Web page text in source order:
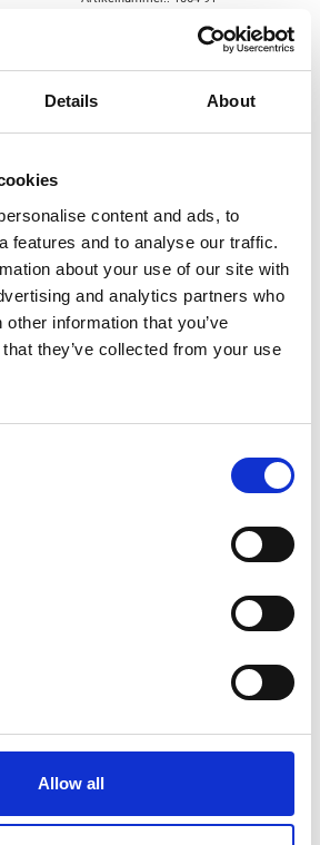
Details About
content and ads, to
features and to analyse our traffic.
about your use of our site with
and analytics partners who
information that you’ve
they’ve collected from your use
Allow all
Small Talk
Artikelnummer.: 1068-95
Small Talk